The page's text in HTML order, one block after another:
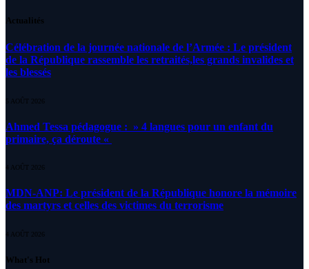
Actualités
Célébration de la journée nationale de l’Armée : Le président
de la République rassemble les retraités,les grands invalides et
les blessés
5 AOÛT 2026
Ahmed Tessa pédagogue : » 4 langues pour un enfant du
primaire, ça déroute «
4 AOÛT 2026
MDN-ANP: Le président de la République honore la mémoire
des martyrs et celles des victimes du terrorisme
4 AOÛT 2026
What's Hot